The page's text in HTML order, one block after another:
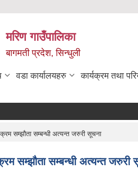
मरिण गाउँपालिका
बागमती प्रदेश, सिन्धुली
वडा कार्यालयहरु कार्यक्रम तथा
सम्झौता सम्बन्धी अत्यन्त जरुरी सूचना
सम्झौता सम्बन्धी अत्यन्त जरुरी